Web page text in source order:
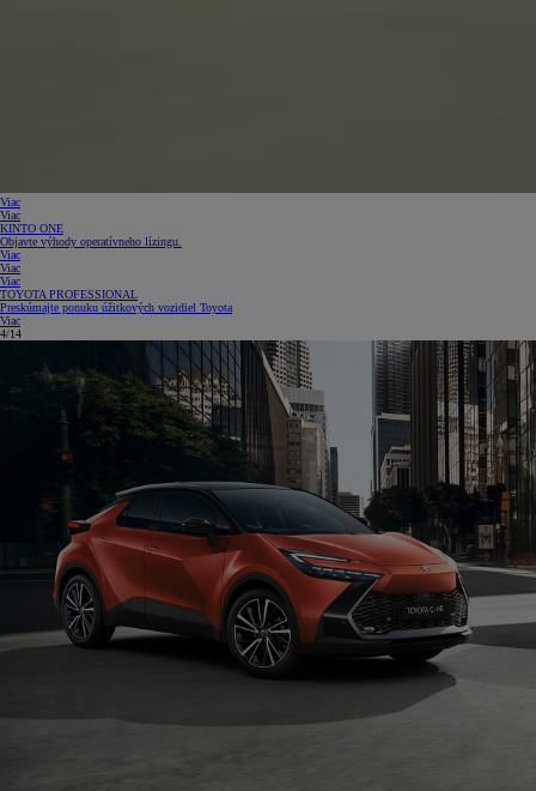
Viac
Viac
KINTO ONE
Objavte výhody operatívneho lízingu.
Viac
Viac
Viac
TOYOTA PROFESSIONAL
Preskúmajte ponuku úžitkových vozidiel Toyota
Viac
5/14